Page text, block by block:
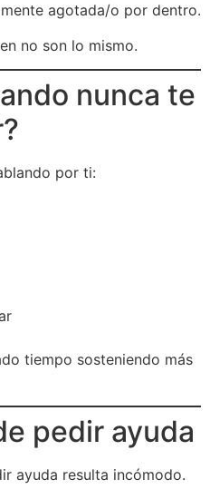
agotada/o por dentro.
no son lo mismo.
nunca te
por ti:
tiempo sosteniendo más
pedir ayuda
ayuda resulta incómodo.